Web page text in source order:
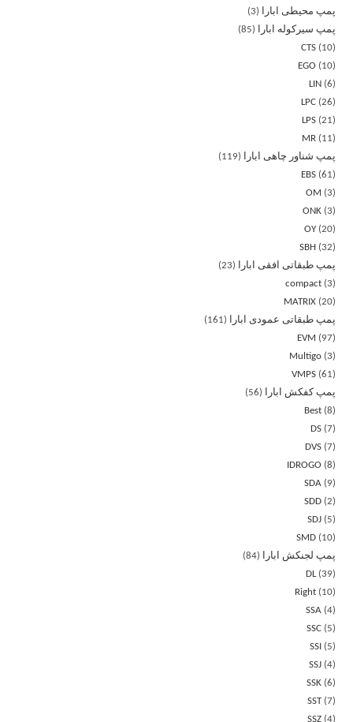
پمپ محیطی ابارا
3
پمپ سیرکوله ابارا
85
CTS
10
EGO
10
LIN
6
LPC 26
LPS 21
MR
11
پمپ شناور چاهی ابارا
119
EBS 61
OM
3
ONK 3
OY 20
SBH
32
پمپ طبقاتی افقی ابارا
23
compact 3
MATRIX 20
پمپ طبقاتی عمودی ابارا
161
EVM
97
Multigo 3
VMPS 61
پمپ کفکش ابارا
56
Best 8
DS 7
DVS 7
IDROGO
8
SDA
9
SDD 2
SDJ
5
SMD
10
پمپ لجنکش ابارا
84
DL 39
Right
10
SSA 4
SSC
5
SSI
5
SSJ 4
SSK 6
SST 7
SSZ 4